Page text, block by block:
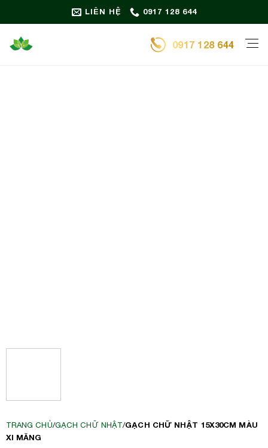
qua
dung
LIÊN HỆ 0917 128 644
0917 128 644
TRANG CHỦ/GẠCH CHỮ NHẬT/GẠCH CHỮ NHẬT 15X30CM MÀU
XI MĂNG